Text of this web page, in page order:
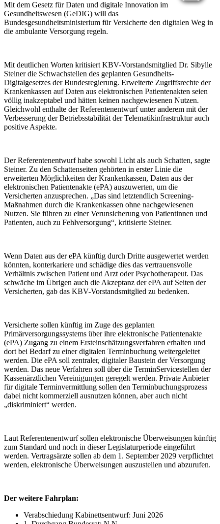
Mit dem Gesetz für Daten und digitale Innovation im
Gesundheitswesen (GeDIG) will das
Bundesgesundheitsministerium für Versicherte den digitalen Weg in
die ambulante Versorgung regeln.
Mit deutlichen Worten kritisiert KBV-Vorstandsmitglied Dr. Sibylle
Steiner die Schwachstellen des geplanten Gesundheits-
Digitalgesetzes der Bundesregierung. Erweiterte Zugriffsrechte der
Krankenkassen auf Daten aus elektronischen Patientenakten seien
völlig inakzeptabel und hätten keinen nachgewiesenen Nutzen.
Gleichwohl enthalte der Referentenentwurf unter anderem mit der
Verbesserung der Betriebsstabilität der Telematikinfrastruktur auch
positive Aspekte.
Der Referentenentwurf habe sowohl Licht als auch Schatten, sagte
Steiner. Zu den Schattenseiten gehörten in erster Linie die
erweiterten Möglichkeiten der Krankenkassen, Daten aus der
elektronischen Patientenakte (ePA) auszuwerten, um die
Versicherten anzusprechen. „Das sind letztendlich Screening-
Maßnahmen durch die Krankenkassen ohne nachgewiesenen
Nutzen. Sie führen zu einer Verunsicherung von Patientinnen und
Patienten, auch zu Fehlversorgung“, kritisierte Steiner.
Wenn Daten aus der ePA künftig durch Dritte ausgewertet werden
könnten, konterkariere und schädige dies das vertrauensvolle
Verhältnis zwischen Patient und Arzt oder Psychotherapeut. Das
schwäche im Übrigen auch die Akzeptanz der ePA auf Seiten der
Versicherten, gab das KBV-Vorstandsmitglied zu bedenken.
Versicherte sollen künftig im Zuge des geplanten
Primärversorgungssystems über ihre elektronische Patientenakte
(ePA) Zugang zu einem Ersteinschätzungsverfahren erhalten und
dort bei Bedarf zu einer digitalen Terminbuchung weitergeleitet
werden. Die ePA soll zentraler, digitaler Baustein der Versorgung
werden. Das neue Verfahren soll über die TerminServicestellen der
Kassenärztlichen Vereinigungen geregelt werden. Private Anbieter
für digitale Terminvermittlung sollen den Terminbuchungsprozess
dabei nicht kommerziell ausnutzen können, aber auch nicht
„diskriminiert“ werden.
Laut Referentenentwurf sollen elektronische Überweisungen künftig
zum Standard und noch in dieser Legislaturperiode eingeführt
werden. Vertragsärzte sollen ab dem 1. September 2029 verpflichtet
werden, elektronische Überweisungen auszustellen und abzurufen.
Der weitere Fahrplan:
Verabschiedung Kabinettsentwurf: Juni 2026